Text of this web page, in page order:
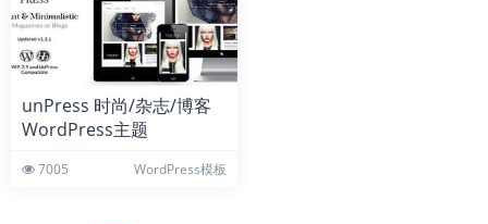
unPress 时尚/杂志/博客
WordPress主题
7005 WordPress模板